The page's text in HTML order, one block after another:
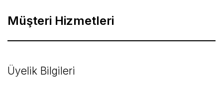
Müşteri Hizmetleri
Üyelik Bilgileri